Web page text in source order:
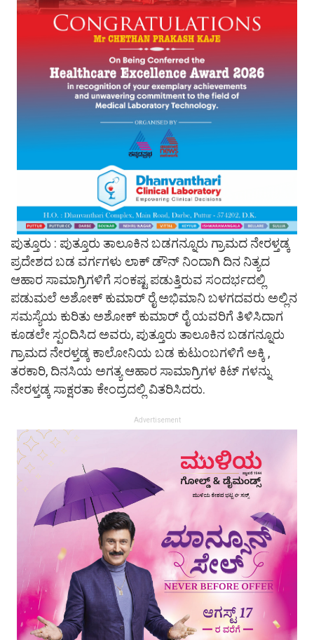
ಪುತ್ತೂರು : ಪುತ್ತೂರು ತಾಲೂಕಿನ ಬಡಗನ್ನೂರು ಗ್ರಾಮದ ನೇರಳ್ತಡ್ಕ
ಪ್ರದೇಶದ ಬಡ ವರ್ಗಗಳು ಲಾಕ್ ಡೌನ್ ನಿಂದಾಗಿ ದಿನ ನಿತ್ಯದ
ಆಹಾರ ಸಾಮಾಗ್ರಿಗಳಿಗೆ ಸಂಕಷ್ಟ ಪಡುತ್ತಿರುವ ಸಂದರ್ಭದಲ್ಲಿ
ಪಡುಮಲೆ ಅಶೋಕ್ ಕುಮಾರ್ ರೈ ಅಭಿಮಾನಿ ಬಳಗದವರು ಅಲ್ಲಿನ
ಸಮಸ್ಯೆಯ ಕುರಿತು ಅಶೋಕ್ ಕುಮಾರ್ ರೈ ಯವರಿಗೆ ತಿಳಿಸಿದಾಗ
ಕೂಡಲೇ ಸ್ಪಂದಿಸಿದ ಅವರು, ಪುತ್ತೂರು ತಾಲೂಕಿನ ಬಡಗನ್ನೂರು
ಗ್ರಾಮದ ನೇರಳ್ತಡ್ಕ ಕಾಲೋನಿಯ ಬಡ ಕುಟುಂಬಗಳಿಗೆ ಅಕ್ಕಿ ,
ತರಕಾರಿ, ದಿನಸಿಯ ಅಗತ್ಯ ಆಹಾರ ಸಾಮಾಗ್ರಿಗಳ ಕಿಟ್ ಗಳನ್ನು
ನೇರಳ್ತಡ್ಕ ಸಾಕ್ಷರತಾ ಕೇಂದ್ರದಲ್ಲಿ ವಿತರಿಸಿದರು.
Advertisement